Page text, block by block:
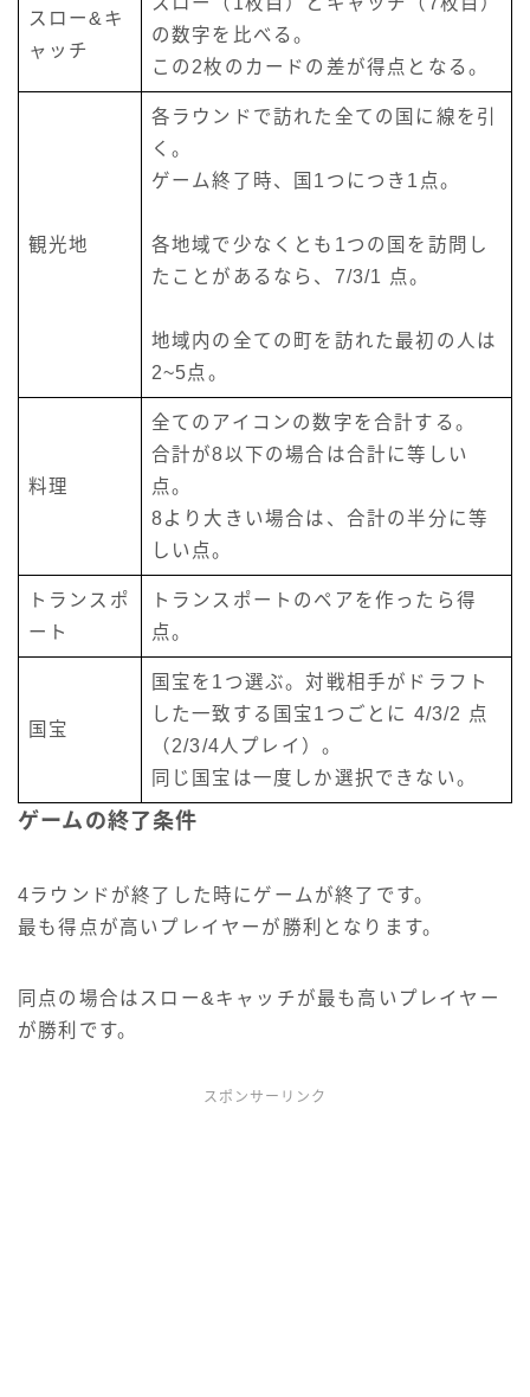
スロー&キ
ャッチ
の数字を比べる。
この2枚のカードの差が得点となる。
観光地
各ラウンドで訪れた全ての国に線を引
く。
ゲーム終了時、国1つにつき1点。
各地域で少なくとも1つの国を訪問し
たことがあるなら、7/3/1 点。
地域内の全ての町を訪れた最初の人は
2~5点。
料理
全てのアイコンの数字を合計する。
合計が8以下の場合は合計に等しい
点。
8より大きい場合は、合計の半分に等
しい点。
トランスポ
ート
トランスポートのペアを作ったら得
点。
国宝
国宝を1つ選ぶ。対戦相手がドラフト
した一致する国宝1つごとに 4/3/2 点
（2/3/4人プレイ）。
同じ国宝は一度しか選択できない。
ゲームの終了条件
4ラウンドが終了した時にゲームが終了です。
最も得点が高いプレイヤーが勝利となります。
同点の場合はスロー&キャッチが最も高いプレイヤー
が勝利です。
スポンサーリンク